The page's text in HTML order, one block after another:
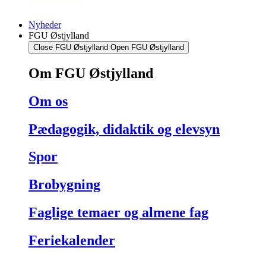
Nyheder
FGU Østjylland
Close FGU Østjylland Open FGU Østjylland
Om FGU Østjylland
Om os
Pædagogik, didaktik og elevsyn
Spor
Brobygning
Faglige temaer og almene fag
Feriekalender